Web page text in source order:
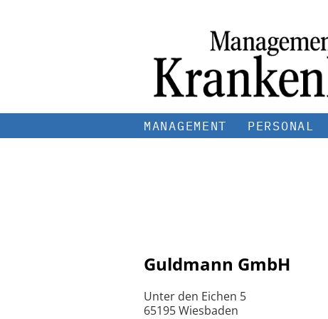
MANAGEMENT PERSONAL
Guldmann GmbH
Unter den Eichen 5
65195 Wiesbaden